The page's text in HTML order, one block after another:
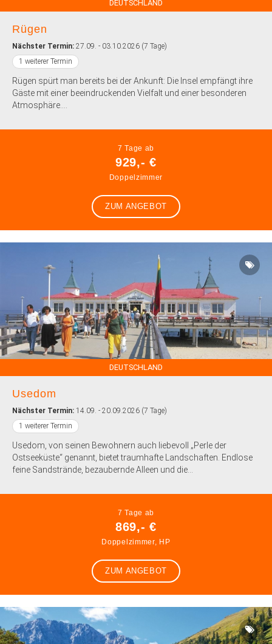
DEUTSCHLAND
Rügen
Nächster Termin: 27.09. - 03.10.2026 (7 Tage)
1 weiterer Termin
Rügen spürt man bereits bei der Ankunft: Die Insel empfängt ihre
Gäste mit einer beeindruckenden Vielfalt und einer besonderen
Atmosphäre....
7 Tage ab
929,- €
Doppelzimmer
ZUM ANGEBOT
DEUTSCHLAND
Usedom
Nächster Termin: 14.09. - 20.09.2026 (7 Tage)
1 weiterer Termin
Usedom, von seinen Bewohnern auch liebevoll „Perle der
Ostseeküste“ genannt, bietet traumhafte Landschaften. Endlose
feine Sandstrände, bezaubernde Alleen und die...
7 Tage ab
869,- €
Doppelzimmer, HP
ZUM ANGEBOT